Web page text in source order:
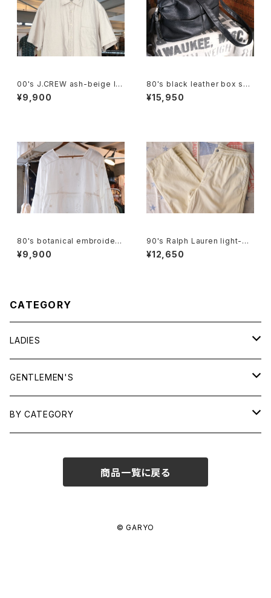
00's J.CREW ash-beige lin
en Shirt
¥9,900
80's black leather box sho
ulder Bag w/ tassel accent
¥15,950
80's botanical embroidere
d Indian cotton pullover Bl
ouse
¥9,900
90's Ralph Lauren light-be
ige cotton easy Pants
¥12,650
CATEGORY
LADIES
TOPS
SHIRTS
OUTERWEAR
GENTLEMEN'S
TOPS
BY CATEGORY
商品一覧に戻る
© GARYO